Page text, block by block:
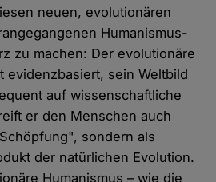
neuen, evolutionären
Humanismus-
zu machen: Der evolutionäre
evidenzbasiert, sein Weltbild
auf wissenschaftliche
er den Menschen auch
sondern als
der natürlichen Evolution.
Humanismus – wie die